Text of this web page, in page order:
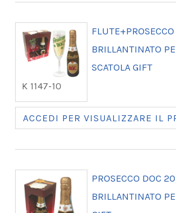
K 1147-10
FLUTE+PROSECCO
BRILLANTINATO
SCATOLA GIFT
ACCEDI PER VISUALIZZARE IL
PROSECCO DOC
BRILLANTINATO